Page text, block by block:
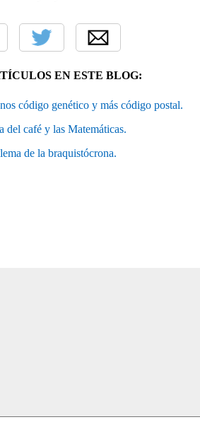
EN ESTE BLOG:
código genético y más código postal.
del café y las Matemáticas.
de la braquistócrona.